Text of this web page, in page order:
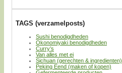
TAGS (verzamelposts)
Sushi benodigdheden
Okonomiyaki benodigdheden
Curry’s
Van alles met ei
Sichuan (gerechten & ingredienten)
Peking Eend (maken of kopen)